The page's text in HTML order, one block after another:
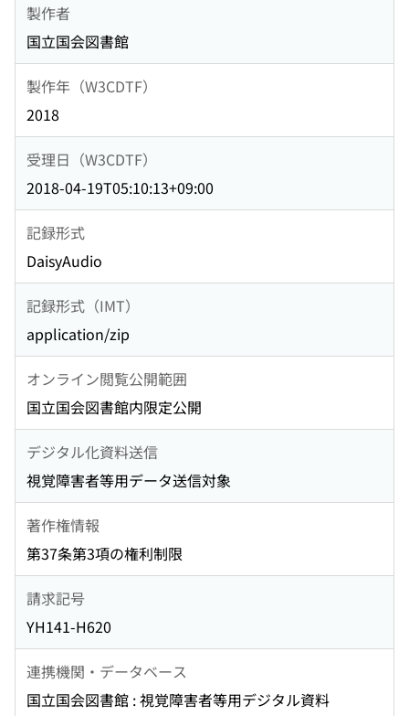
製作者
国立国会図書館
製作年（W3CDTF）
2018
受理日（W3CDTF）
2018-04-19T05:10:13+09:00
記録形式
DaisyAudio
記録形式（IMT）
application/zip
オンライン閲覧公開範囲
国立国会図書館内限定公開
デジタル化資料送信
視覚障害者等用データ送信対象
著作権情報
第37条第3項の権利制限
請求記号
YH141-H620
連携機関・データベース
国立国会図書館 : 視覚障害者等用デジタル資料